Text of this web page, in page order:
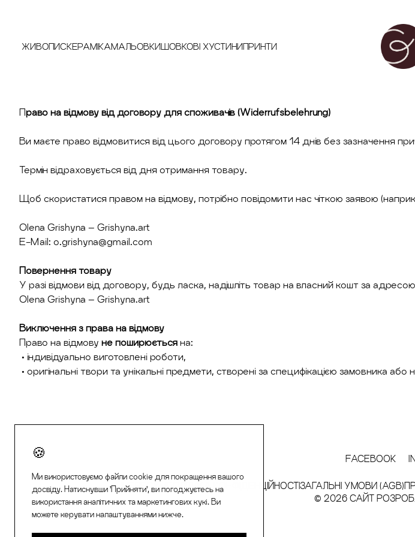
Ми використовуємо файли cookie для покращення вашого
досвіду. Натиснувши 'Прийняти', ви погоджуєтесь на
використання аналітичних та маркетингових кукі. Ви
можете керувати налаштуваннями нижче.
ЖИВОПИСКЕРАМІКАМАЛЬОВКИШОВКОВІ ХУСТИНИПРИНТИ
Право на відмову від договору для споживачів (Widerrufsbelehrung)
Ви маєте право відмовитися від цього договору протягом 14 днів без зазначення
Термін відраховується від дня отримання товару.
Щоб скористатися правом на відмову, потрібно повідомити нас чіткою заявою
Olena Grishyna – Grishyna.art
E-Mail: o.grishyna@gmail.com
Повернення товару
У разі відмови від договору, будь ласка, надішліть товар на власний кошт за
Olena Grishyna – Grishyna.art
Виключення з права на відмову
Право на відмову не поширюється на:
• індивідуально виготовлені роботи,
• оригінальні твори та унікальні предмети, створені за специфікацією замовника
FACEBOOK
ІМПРЕСУМПОЛІТИКА КОНФІДЕНЦІЙНОСТІЗАГАЛЬНІ УМОВИ (AGB)
© 2026 САЙТ